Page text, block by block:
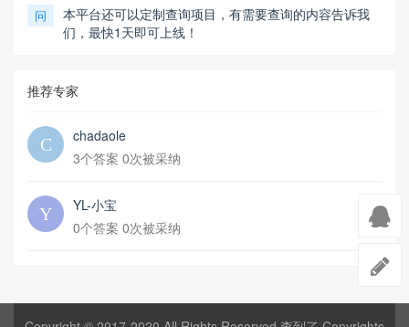
问
本平台还可以定制查询项目，有需要查询的内容告诉我
们，最快1天即可上线！
推荐专家
chadaole
3个答案 0次被采纳
YL-小宝
0个答案 0次被采纳